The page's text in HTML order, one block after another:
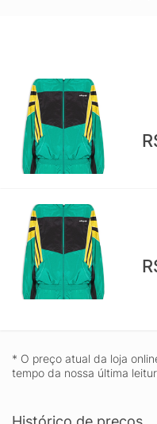
* O preço atual da loja
tempo da nossa última